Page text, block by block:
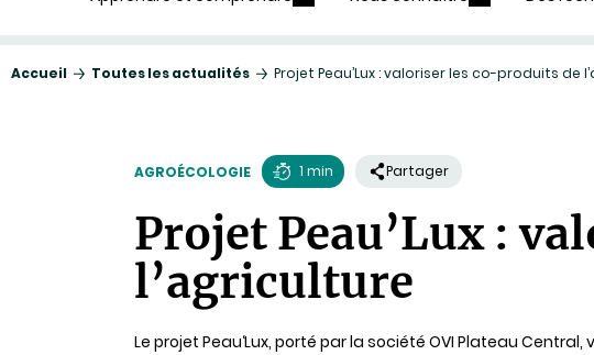
Accueil Toutes les actualités Projet Peau’Lux : valoriser les co-produits de
AGROÉCOLOGIE
1 min Partager
Projet Peau’Lux :
l’agriculture
Le projet Peau‘Lux, porté par la société OVI Plateau